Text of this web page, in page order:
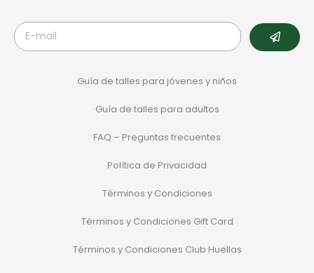
Guía de talles para jóvenes y niños
Guía de talles para adultos
FAQ – Preguntas frecuentes
Política de Privacidad
Términos y Condiciones
Términos y Condiciones Gift Card
Términos y Condiciones Club Huellas